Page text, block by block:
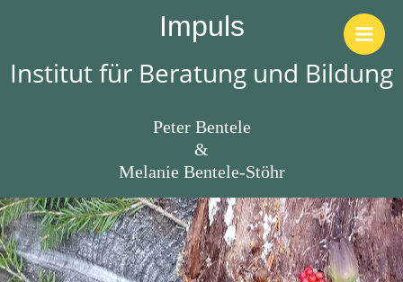
Impuls
Institut für Beratung und Bildung
Peter Bentele
&
Melanie Bentele-Stöhr